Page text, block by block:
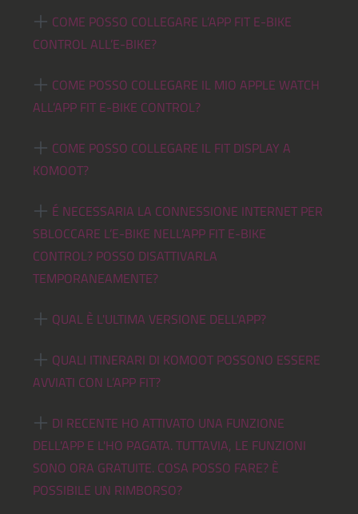
COME POSSO COLLEGARE L’APP FIT E-BIKE
CONTROL ALL’E-BIKE?
COME POSSO COLLEGARE IL MIO APPLE WATCH
ALL’APP FIT E-BIKE CONTROL?
COME POSSO COLLEGARE IL FIT DISPLAY A
KOMOOT?
É NECESSARIA LA CONNESSIONE INTERNET PER
SBLOCCARE L’E-BIKE NELL’APP FIT E-BIKE
CONTROL? POSSO DISATTIVARLA
TEMPORANEAMENTE?
QUAL È L'ULTIMA VERSIONE DELL'APP?
QUALI ITINERARI DI KOMOOT POSSONO ESSERE
AVVIATI CON L’APP FIT?
DI RECENTE HO ATTIVATO UNA FUNZIONE
DELL'APP E L'HO PAGATA. TUTTAVIA, LE FUNZIONI
SONO ORA GRATUITE. COSA POSSO FARE? È
POSSIBILE UN RIMBORSO?